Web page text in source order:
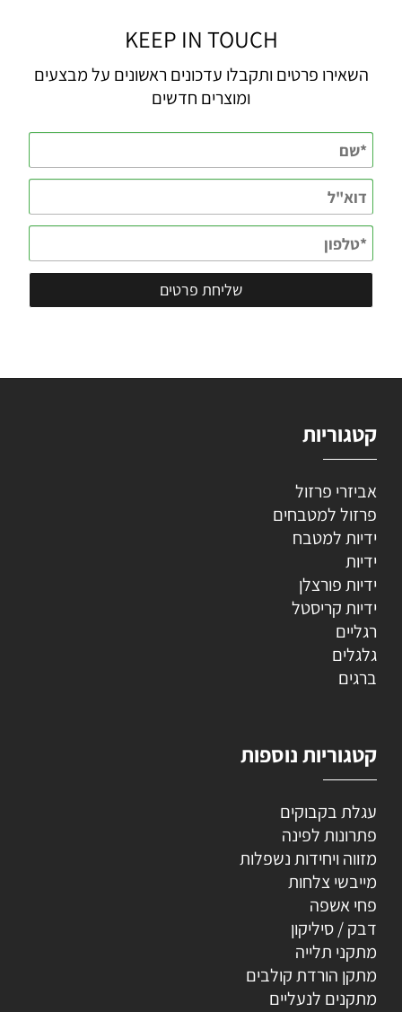
KEEP IN TOUCH
השאירו פרטים ותקבלו עדכונים ראשונים על מבצעים
ומוצרים חדשים
קטגוריות
אביזרי פרזול
פרזול למטבחים
ידיות למטבח
ידיות
ידיות פורצלן
ידיות קריסטל
רגליים
גלגלים
ברגים
קטגוריות נוספות
עגלת בקבוקים
פתרונות לפינה
מזווה ויחידות נשפלות
מייבשי צלחות
פחי אשפה
דבק / סיליקון
מתקני תלייה
מתקן הורדת קולבים
מתקנים לנעליים